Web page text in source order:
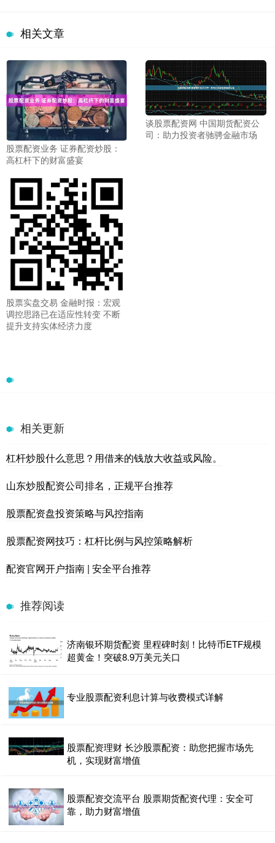
相关文章
股票配资业务 证券配资炒股：
高杠杆下的财富盛宴
谈股票配资网 中国期货配资公
司：助力投资者驰骋金融市场
股票实盘交易 金融时报：宏观
调控思路已在适应性转变 不断
提升支持实体经济力度
相关更新
杠杆炒股什么意思？用借来的钱放大收益或风险。
山东炒股配资公司排名，正规平台推荐
股票配资盘投资策略与风控指南
股票配资网技巧：杠杆比例与风控策略解析
配资官网开户指南 | 安全平台推荐
推荐阅读
济南银环期货配资 里程碑时刻！比特币ETF规模
超黄金！突破8.9万美元关口
专业股票配资利息计算与收费模式详解
股票配资理财 长沙股票配资：助您把握市场先
机，实现财富增值
股票配资交流平台 股票期货配资代理：安全可
靠，助力财富增值